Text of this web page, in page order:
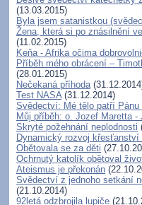
(13.03.2015)
Byla jsem satanistkou
Žena, která si po znásilnění
(11.02.2015)
Keňa - Afrika očima
Příběh mého obrácení –
(28.01.2015)
Nečekaná příhoda
Test NASA(31.12.2014)
Svědectví: Mé tělo patří
Můj příběh: o. Jozef Maretta
Skryté požehnání neplodnosti
Dynamický rozvoj křesťanství
Obětovala se za děti
Ochrnutý katolík obětoval
Ateismus je překonán
Svědectví z jednoho setkání
(21.10.2014)
92letá odzbrojila lupiče